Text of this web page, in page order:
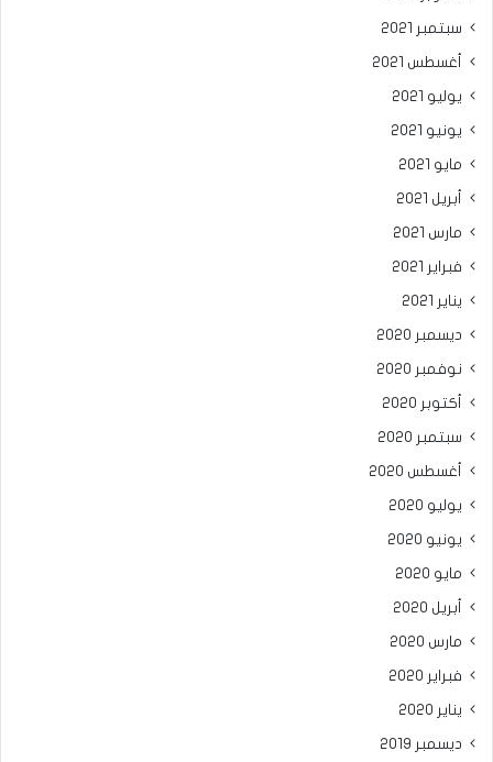
سبتمبر 2021
أغسطس 2021
يوليو 2021
يونيو 2021
مايو 2021
أبريل 2021
مارس 2021
فبراير 2021
يناير 2021
ديسمبر 2020
نوفمبر 2020
أكتوبر 2020
سبتمبر 2020
أغسطس 2020
يوليو 2020
يونيو 2020
مايو 2020
أبريل 2020
مارس 2020
فبراير 2020
يناير 2020
ديسمبر 2019